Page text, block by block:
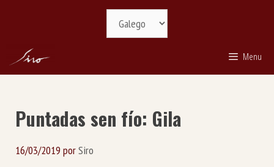
Menu
Puntadas sen fío: Gila
16/03/2019 porSiro